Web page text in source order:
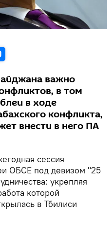
важно
в том
в ходе
конфликта,
внести в него ПА
сессия
ОБСЕ под девизом "25
укрепляя
которой
в Тбилиси